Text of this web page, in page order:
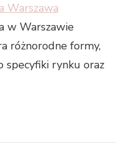
Warszawa
w Warszawie
różnorodne formy,
specyfiki rynku oraz